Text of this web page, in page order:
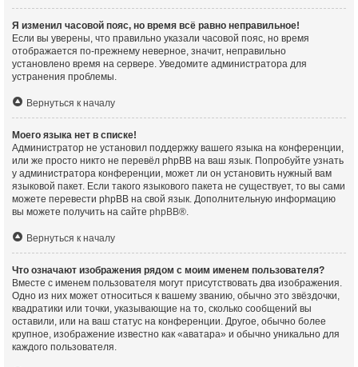
Я изменил часовой пояс, но время всё равно неправильное!
Если вы уверены, что правильно указали часовой пояс, но время
отображается по-прежнему неверное, значит, неправильно
установлено время на сервере. Уведомите администратора для
устранения проблемы.
Вернуться к началу
Моего языка нет в списке!
Администратор не установил поддержку вашего языка на конференции,
или же просто никто не перевёл phpBB на ваш язык. Попробуйте узнать
у администратора конференции, может ли он установить нужный вам
языковой пакет. Если такого языкового пакета не существует, то вы сами
можете перевести phpBB на свой язык. Дополнительную информацию
вы можете получить на сайте phpBB®.
Вернуться к началу
Что означают изображения рядом с моим именем пользователя?
Вместе с именем пользователя могут присутствовать два изображения.
Одно из них может относиться к вашему званию, обычно это звёздочки,
квадратики или точки, указывающие на то, сколько сообщений вы
оставили, или на ваш статус на конференции. Другое, обычно более
крупное, изображение известно как «аватара» и обычно уникально для
каждого пользователя.